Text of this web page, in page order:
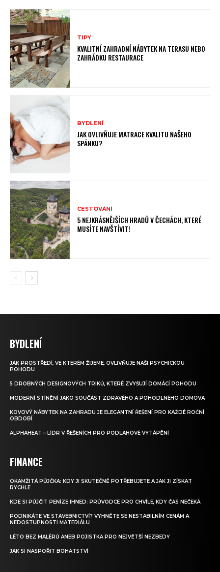
TIPY
KVALITNÍ ZAHRADNÍ NÁBYTEK NA TERASU NEBO
ZAHRÁDKU RESTAURACE
BYDLENÍ
JAK OVLIVŇUJE MATRACE KVALITU NAŠEHO
SPÁNKU?
CESTOVÁNÍ
5 NEJKRÁSNĚJŠÍCH HRADŮ V ČECHÁCH, KTERÉ
MUSÍTE NAVŠTÍVIT!
BYDLENÍ
JAK PROSTŘEDÍ, VE KTERÉM ŽIJEME, OVLIVŇUJE NAŠI PSYCHICKOU
POHODU
5 DROBNÝCH DESIGNOVÝCH TRIKŮ, KTERÉ ZVYŠUJÍ DOMÁCÍ POHODU
MODERNÍ STÍNĚNÍ JAKO SOUČÁST ZDRAVÉHO A POHODLNÉHO DOMOVA
KOVOVÝ NÁBYTEK NA ZAHRADU JE ELEGANTNÍ ŘEŠENÍ PRO KAŽDÉ ROČNÍ
OBDOBÍ
ALPHAHEAT – LÍDR V ŘEŠENÍCH PRO PODLAHOVÉ VYTÁPĚNÍ
FINANCE
OKAMŽITÁ PŮJČKA: KDY JI SKUTEČNĚ POTŘEBUJETE A JAK JI ZÍSKAT
RYCHLE
KDE SI PŮJČIT PENÍZE IHNED: PRŮVODCE PRO CHVÍLE, KDY ČAS NEČEKÁ
PODNIKÁTE VE STAVEBNICTVÍ? VYHNĚTE SE NESTABILNÍM CENÁM A
NEDOSTUPNOSTI MATERIÁLU
LÉTO BEZ MALÉRŮ ANEB POJISTKA PRO NEJVĚTŠÍ NEZBEDY
JAK SI NASPOŘIT BOHATSTVÍ